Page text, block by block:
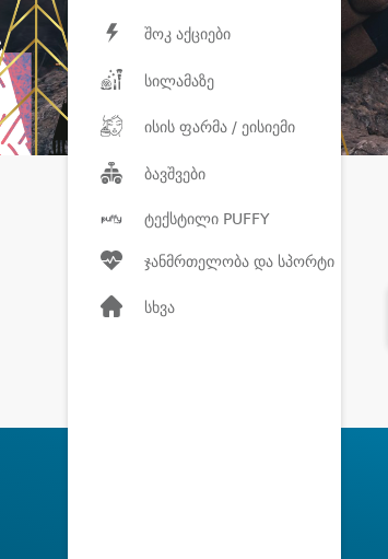
შოკ აქციები
სილამაზე
ისის ფარმა / ეისიემი
ბავშვები
ტექსტილი PUFFY
ჯანმრთელობა და სპორტი
სხვა